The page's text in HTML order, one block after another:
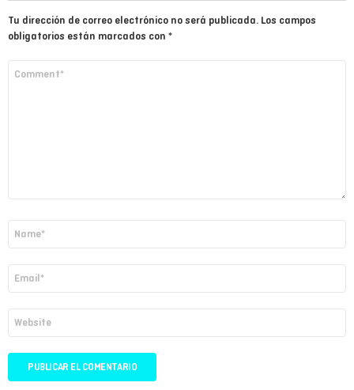
Tu dirección de correo electrónico no será publicada. Los campos
obligatorios están marcados con *
electrónico
*